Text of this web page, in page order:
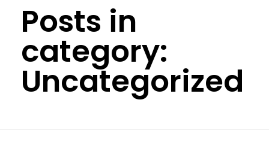
Posts in
category:
Uncategorized